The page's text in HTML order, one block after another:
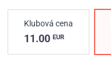
Klubová cena
11.00 EUR